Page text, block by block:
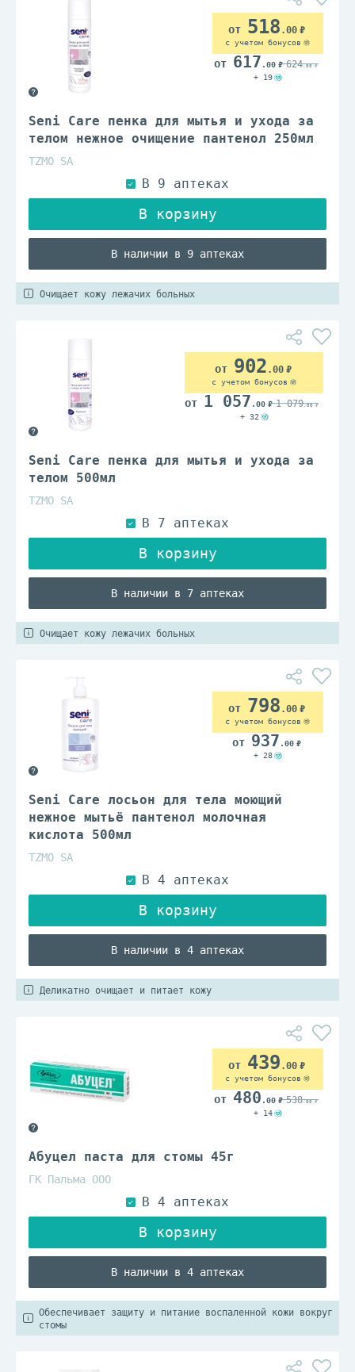
Seni Care пенка для мытья и ухода за
телом нежное очищение пантенол 250мл
TZMO SA
В наличии в 9 аптеках
518 .00
с учетом бонусов
617 .00 624.00
+ 19
Очищает кожу лежачих больных
Seni Care пенка для мытья и ухода за
телом 500мл
TZMO SA
В наличии в 7 аптеках
902 .00
с учетом бонусов
1 057 .00 1 079.00
+ 32
Очищает кожу лежачих больных
Seni Care лосьон для тела моющий
нежное мытьё пантенол молочная
кислота 500мл
TZMO SA
В наличии в 4 аптеках
798 .00
с учетом бонусов
937 .00
+ 28
Деликатно очищает и питает кожу
Абуцел паста для стомы 45г
ГК Пальма ООО
В наличии в 4 аптеках
439 .00
с учетом бонусов
480 .00 538.00
+ 14
Обеспечивает защиту и питание воспаленной кожи вокруг
стомы